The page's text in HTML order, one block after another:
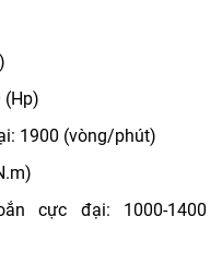
(Hp)
1900 (vòng/phút)
cực đại: 1000-1400